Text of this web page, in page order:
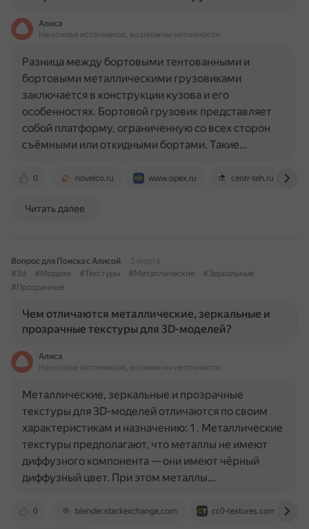
Алиса
На основе источников, возможны неточности
0 novelco.ru www.opex.ru centr-teh.ru
Разница между бортовыми тентованными и
бортовыми металлическими грузовиками
заключается в конструкции кузова и его
особенностях. Бортовой грузовик представляет
собой платформу, ограниченную со всех сторон
съёмными или откидными бортами. Такие…
Читать далее
Вопрос для Поиска с Алисой
5 марта
#3d
#Модели #Текстуры #Металлические
#Зеркальные
#Прозрачные
Чем отличаются металлические, зеркальные и
прозрачные текстуры для 3D-моделей?
Алиса
На основе источников, возможны неточности
0 blender.stackexchange.com cc0-textures.com
Металлические, зеркальные и прозрачные
текстуры для 3D-моделей отличаются по своим
характеристикам и назначению: 1. Металлические
текстуры предполагают, что металлы не имеют
диффузного компонента — они имеют чёрный
диффузный цвет. При этом металлы…